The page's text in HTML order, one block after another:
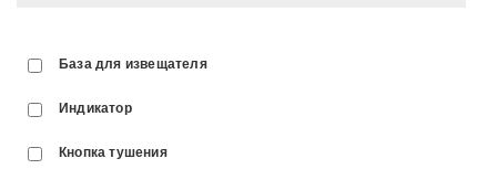
База для извещателя
Индикатор
Кнопка тушения